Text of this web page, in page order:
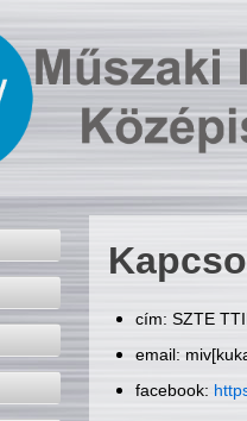
cím: SZTE
email:
facebook: